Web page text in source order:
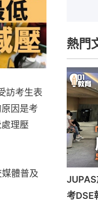
訪考生表
因是考
理壓
體普及
熱門
考DSE